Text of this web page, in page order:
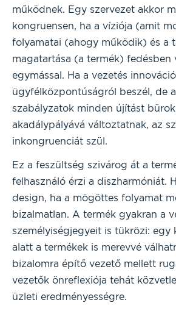
működnek. Egy szervezet akkor
kongruensen, ha a víziója (amit
folyamatai (ahogy működik) és a
magatartása (a termék) fedésben
egymással. Ha a vezetés
ügyfélközpontúságról beszél, de
szabályzatok minden újítást
akadálypályává változtatnak, az
inkongruenciát szül.
Ez a feszültség szivárog át a
felhasználó érzi a diszharmóniát.
design, ha a mögöttes folyamat
bizalmatlan. A termék gyakran a
személyiségjegyeit is tükrözi: egy
alatt a termékek is merevvé
bizalomra építő vezető mellett
vezetők önreflexiója tehát
üzleti eredményességre.